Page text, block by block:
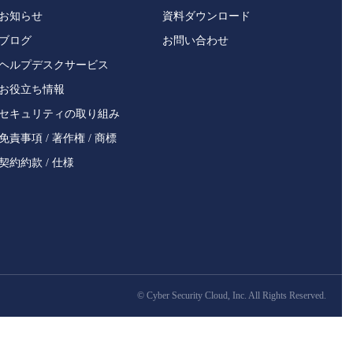
お知らせ
ブログ
ルプデスクサービス
お役立ち情報
セキュリティの取り組み
責事項 / 著作権 / 商標
約約款 / 仕様
資料ダウンロード
お問い合わせ
© Cyber Security Cloud, Inc. All Rights Reserved.